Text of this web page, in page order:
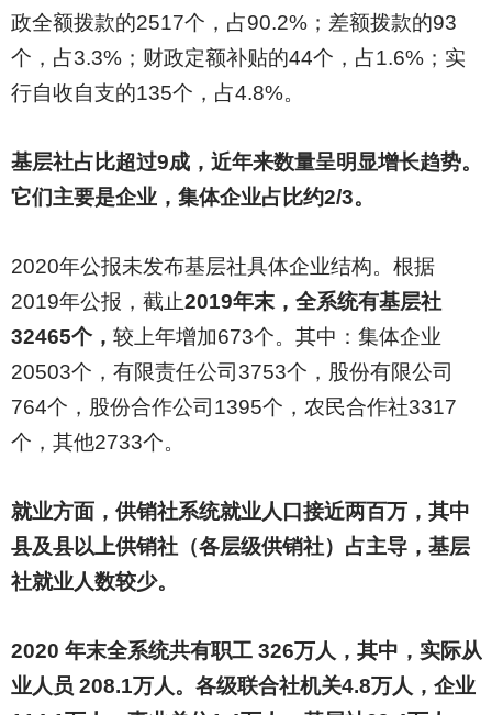
政全额拨款的2517个，占90.2%；差额拨款的93
个，占3.3%；财政定额补贴的44个，占1.6%；实
行自收自支的135个，占4.8%。
基层社占比超过9成，近年来数量呈明显增长趋势。
它们主要是企业，集体企业占比约2/3。
2020年公报未发布基层社具体企业结构。根据
2019年公报，截止2019年末，全系统有基层社
32465个， 较上年增加673个。其中：集体企业
20503个，有限责任公司3753个，股份有限公司
764个，股份合作公司1395个，农民合作社3317
个，其他2733个。
就业方面，供销社系统就业人口接近两百万，其中
县及县以上供销社（各层级供销社）占主导，基层
社就业人数较少。
2020 年末全系统共有职工 326万人，其中，实际从
业人员 208.1万人。各级联合社机关4.8万人，企业